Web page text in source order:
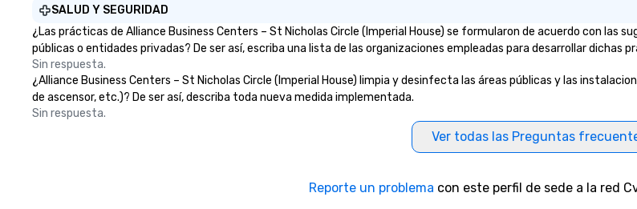
SALUD Y SEGURIDAD
¿Las prácticas de Alliance Business Centers – St Nicholas Circle (Imperial House) se formularon de acuerdo con las
públicas o entidades privadas? De ser así, escriba una lista de las organizaciones empleadas para desarrollar dichas
Sin respuesta.
¿Alliance Business Centers – St Nicholas Circle (Imperial House) limpia y desinfecta las áreas públicas y las
de ascensor, etc.)? De ser así, describa toda nueva medida implementada.
Sin respuesta.
Ver todas las Preguntas
Reporte un problema con este perfil de sede a la red